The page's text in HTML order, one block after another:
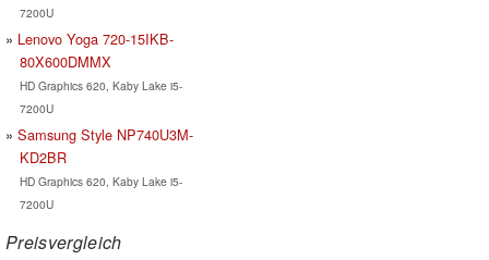
7200U
Lenovo Yoga 720-15IKB-
80X600DMMX
HD Graphics 620, Kaby Lake i5-
7200U
Samsung Style NP740U3M-
KD2BR
HD Graphics 620, Kaby Lake i5-
7200U
Preisvergleich